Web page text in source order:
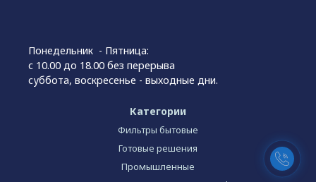
Понедельник - Пятница:
с 10.00 до 18.00 без перерыва
суббота, воскресенье - выходные дни.
Категории
Фильтры бытовые
Готовые решения
Промышленные